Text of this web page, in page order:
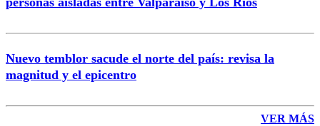
Nuevo temblor sacude el norte del país: revisa la
magnitud y el epicentro
VER MÁS